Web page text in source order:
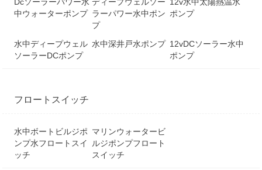
Dcソーラーパワー水
中ウォーターポンプ
ディープウェルソー
ラーパワー水中ポン
プ
12v水中太陽熱温水
ポンプ
水中ディープウェル
ソーラーDCポンプ
水中深井戸水ポンプ 12vDCソーラー水中
ポンプ
フロートスイッチ
水中ボートビルジポ
ンプ水フロートスイ
ッチ
マリンウォータービ
ルジポンプフロート
スイッチ